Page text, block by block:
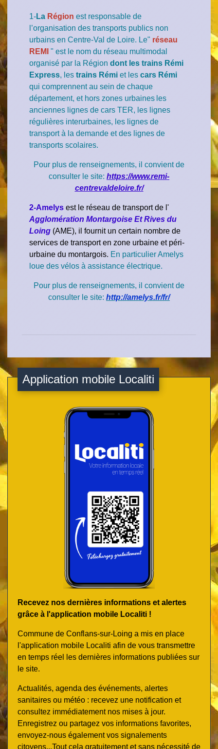
1-La Région est responsable de
l’organisation des transports publics non
urbains en Centre-Val de Loire. Le" réseau
REMI " est le nom du réseau multimodal
organisé par la Région dont les trains Rémi
Express, les trains Rémi et les cars Rémi
qui comprennent au sein de chaque
département, et hors zones urbaines les
anciennes lignes de cars TER, les lignes
régulières interurbaines, les lignes de
transport à la demande et des lignes de
transports scolaires.
Pour plus de renseignements, il convient de
consulter le site: https://www.remi-
centrevaldeloire.fr/
2-Amelys est le réseau de transport de l'
Agglomération Montargoise Et Rives du
Loing (AME), il fournit un certain nombre de
services de transport en zone urbaine et péri-
urbaine du montargois. En particulier Amelys
loue des vélos à assistance électrique.
Pour plus de renseignements, il convient de
consulter le site: http://amelys.fr/fr/
Application mobile Localiti
Recevez nos dernières informations et alertes
grâce à l'application mobile Localiti !
Commune de Conflans-sur-Loing a mis en place
l'application mobile Localiti afin de vous transmettre
en temps réel les dernières informations publiées sur
le site.
Actualités, agenda des événements, alertes
sanitaires ou météo : recevez une notification et
consultez immédiatement nos mises à jour.
Enregistrez ou partagez vos informations favorites,
envoyez-nous également vos signalements
citoyens...Tout cela gratuitement et sans nécessité de